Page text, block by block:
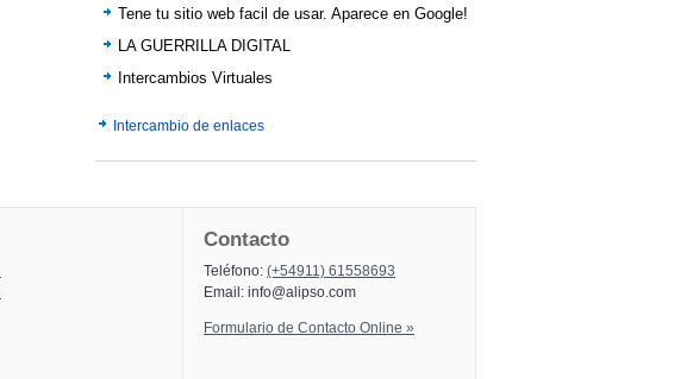
Tene tu sitio web facil de usar. Aparece en Google!
LA GUERRILLA DIGITAL
Intercambios Virtuales
Intercambio de enlaces
Contacto
Teléfono: (+54911) 61558693
Email: info@alipso.com
Formulario de Contacto Online »